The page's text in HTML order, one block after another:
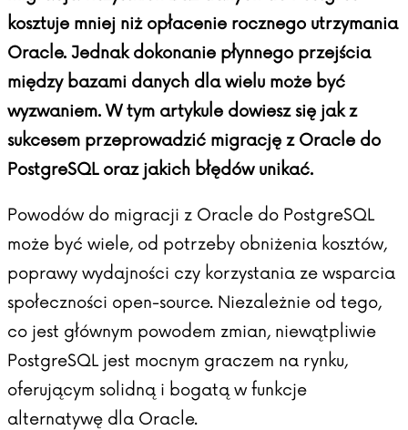
kosztuje mniej niż opłacenie rocznego utrzymania
Oracle. Jednak dokonanie płynnego przejścia
między bazami danych dla wielu może być
wyzwaniem. W tym artykule dowiesz się jak z
sukcesem przeprowadzić migrację z Oracle do
PostgreSQL oraz jakich błędów unikać.
Powodów do migracji z Oracle do PostgreSQL
może być wiele, od potrzeby obniżenia kosztów,
poprawy wydajności czy korzystania ze wsparcia
społeczności open-source. Niezależnie od tego,
co jest głównym powodem zmian, niewątpliwie
PostgreSQL jest mocnym graczem na rynku,
oferującym solidną i bogatą w funkcje
alternatywę dla Oracle.